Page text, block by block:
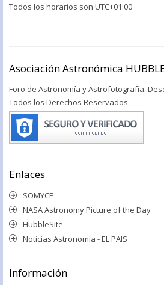
Todos los horarios son UTC+01:00
Asociación Astronómica
Foro de Astronomía y Astrofotografía.
Todos los Derechos Reservados
Enlaces
SOMYCE
NASA Astronomy Picture of the Day
HubbleSite
Noticias Astronomía - EL PAIS
Información